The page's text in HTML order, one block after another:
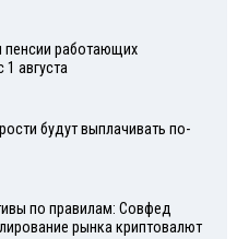
пенсии работающих
августа
будут выплачивать по-
по правилам: Совфед
рынка криптовалют